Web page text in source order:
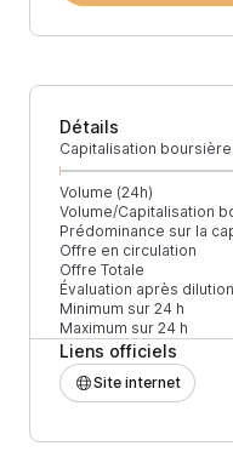
Détails
Capitalisation boursière
Volume (24h)
Volume/Capitalisation
Prédominance sur la
Offre en circulation
Offre Totale
Évaluation après dilution
Minimum sur 24 h
Maximum sur 24 h
Liens officiels
Site internet